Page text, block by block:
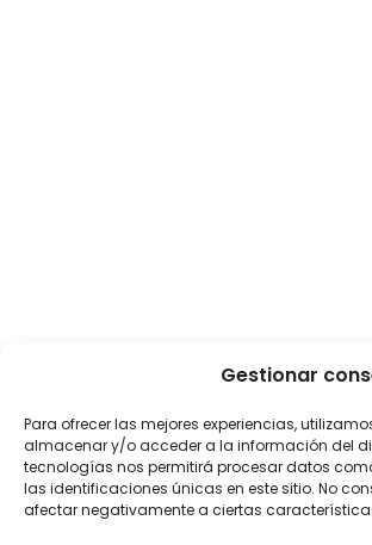
Gestionar
Para ofrecer las mejores experiencias,
almacenar y/o acceder a la información del
tecnologías nos permitirá procesar datos
las identificaciones únicas en este sitio. No
afectar negativamente a ciertas